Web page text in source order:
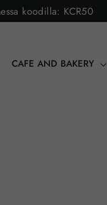
koodilla: KCR50
CAFE AND BAKERY